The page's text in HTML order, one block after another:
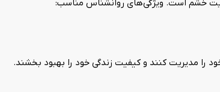
خشم است. ویژگی‌های روانشناس مناسب:
را مدیریت کنند و کیفیت زندگی خود را بهبود بخشند.